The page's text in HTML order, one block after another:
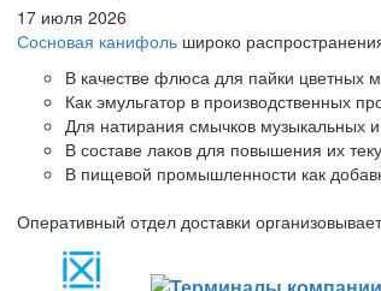
17 июля 2026
Сосновая канифоль широко
В качестве флюса для пайки цветных
Как эмульгатор в производственных
Для натирания смычков музыкальных
В составе лаков для повышения их
В пищевой промышленности как
Оперативный отдел доставки